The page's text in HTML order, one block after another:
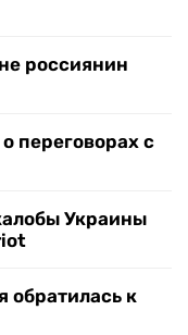
россиянин
переговорах с
Украины
обратилась к